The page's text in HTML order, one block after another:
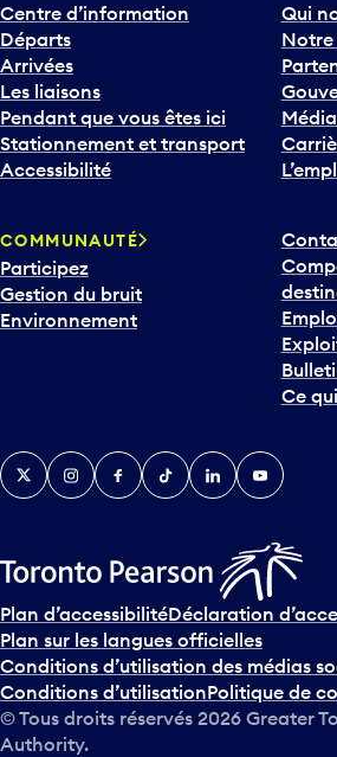
Centre d’information
Départs
Arrivées
Les liaisons
Pendant que vous êtes ici
Stationnement et transport
Accessibilité
Qui
COMMUNAUTÉ
Participez
Gestion du bruit
Environnement
Ce
TwitterInstagramFacebook
TikTokLinkedInYouTube
Plan d’accessibilitéDéclaration
Plan sur les langues officielles
Conditions d’utilisation des médias
Conditions d’utilisationPolitique de
© Tous droits réservés 2026 Greater
Authority.